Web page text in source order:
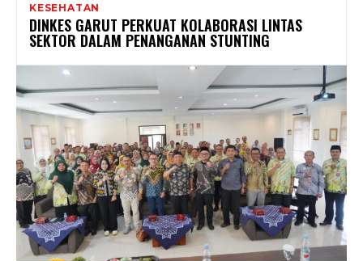
KESEHATAN
DINKES GARUT PERKUAT KOLABORASI LINTAS
SEKTOR DALAM PENANGANAN STUNTING